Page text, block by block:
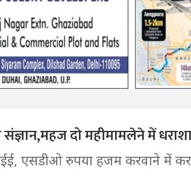
दो महीमामलेने में
एसडीओ रुपया हजम करवाने में